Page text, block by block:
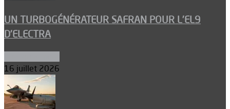
UN TURBOGÉNÉRATEUR SAFRAN POUR L’EL9
D’ELECTRA
16 juillet 2026